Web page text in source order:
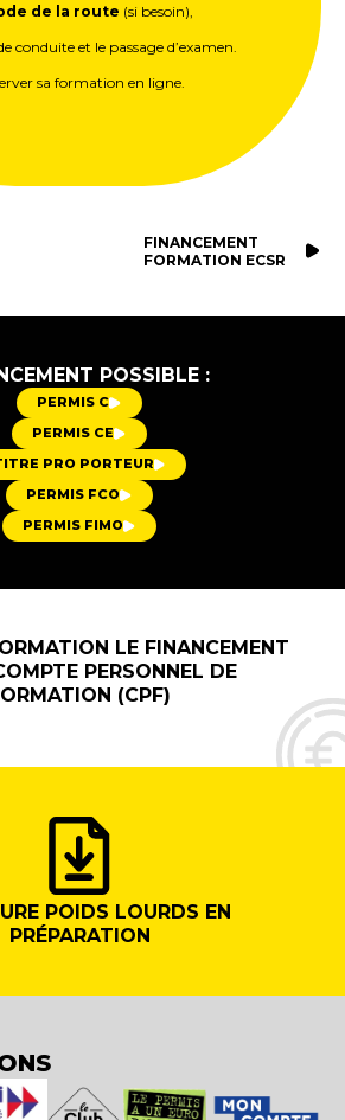
de la route (si besoin),
conduite et le passage d’examen.
sa formation en ligne.
FINANCEMENT
FORMATION ECSR
POSSIBLE :
PERMIS C
PERMIS CE
PRO PORTEUR
PERMIS FCO
PERMIS FIMO
LE FINANCEMENT
PERSONNEL DE
(CPF)
POIDS LOURDS EN
PRÉPARATION